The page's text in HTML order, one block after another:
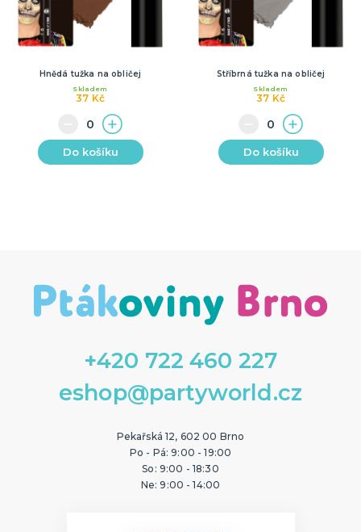
Hnědá tužka na obličej
37 Kč
Skladem
Do košíku
Stříbrná tužka na obličej
37 Kč
Skladem
Do košíku
+420 722 460 227
eshop@partyworld.cz
Pekařská 12, 602 00 Brno
Po - Pá: 9:00 - 19:00
So: 9:00 - 18:30
Ne: 9:00 - 14:00